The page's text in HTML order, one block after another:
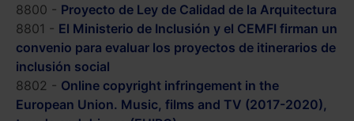
8800 - Proyecto de Ley de Calidad de la Arquitectura
8801 - El Ministerio de Inclusión y el CEMFI firman un
convenio para evaluar los proyectos de itinerarios de
inclusión social
8802 - Online copyright infringement in the
European Union. Music, films and TV (2017-2020),